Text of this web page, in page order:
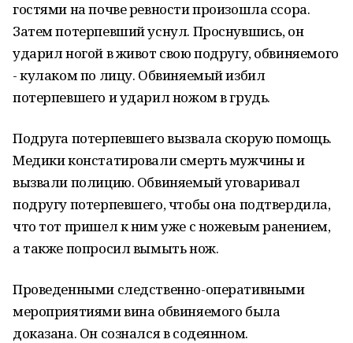
гостями на почве ревности произошла ссора.
Затем потерпевший уснул. Проснувшись, он
ударил ногой в живот свою подругу, обвиняемого
- кулаком по лицу. Обвиняемый избил
потерпевшего и ударил ножом в грудь.
Подруга потерпевшего вызвала скорую помощь.
Медики констатировали смерть мужчины и
вызвали полицию. Обвиняемый уговаривал
подругу потерпевшего, чтобы она подтвердила,
что тот пришел к ним уже с ножевым ранением,
а также попросил вымыть нож.
Проведенными следственно-оперативными
мероприятиями вина обвиняемого была
доказана. Он сознался в содеянном.